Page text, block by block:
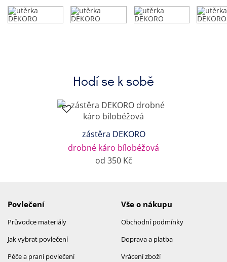
Hodí se k sobě
zástěra DEKORO
drobné káro bílobéžová
od 350 Kč
Povlečení
Průvodce materiály
Jak vybrat povlečení
Péče a praní povlečení
Vše o nákupu
Obchodní podmínky
Doprava a platba
Vrácení zboží